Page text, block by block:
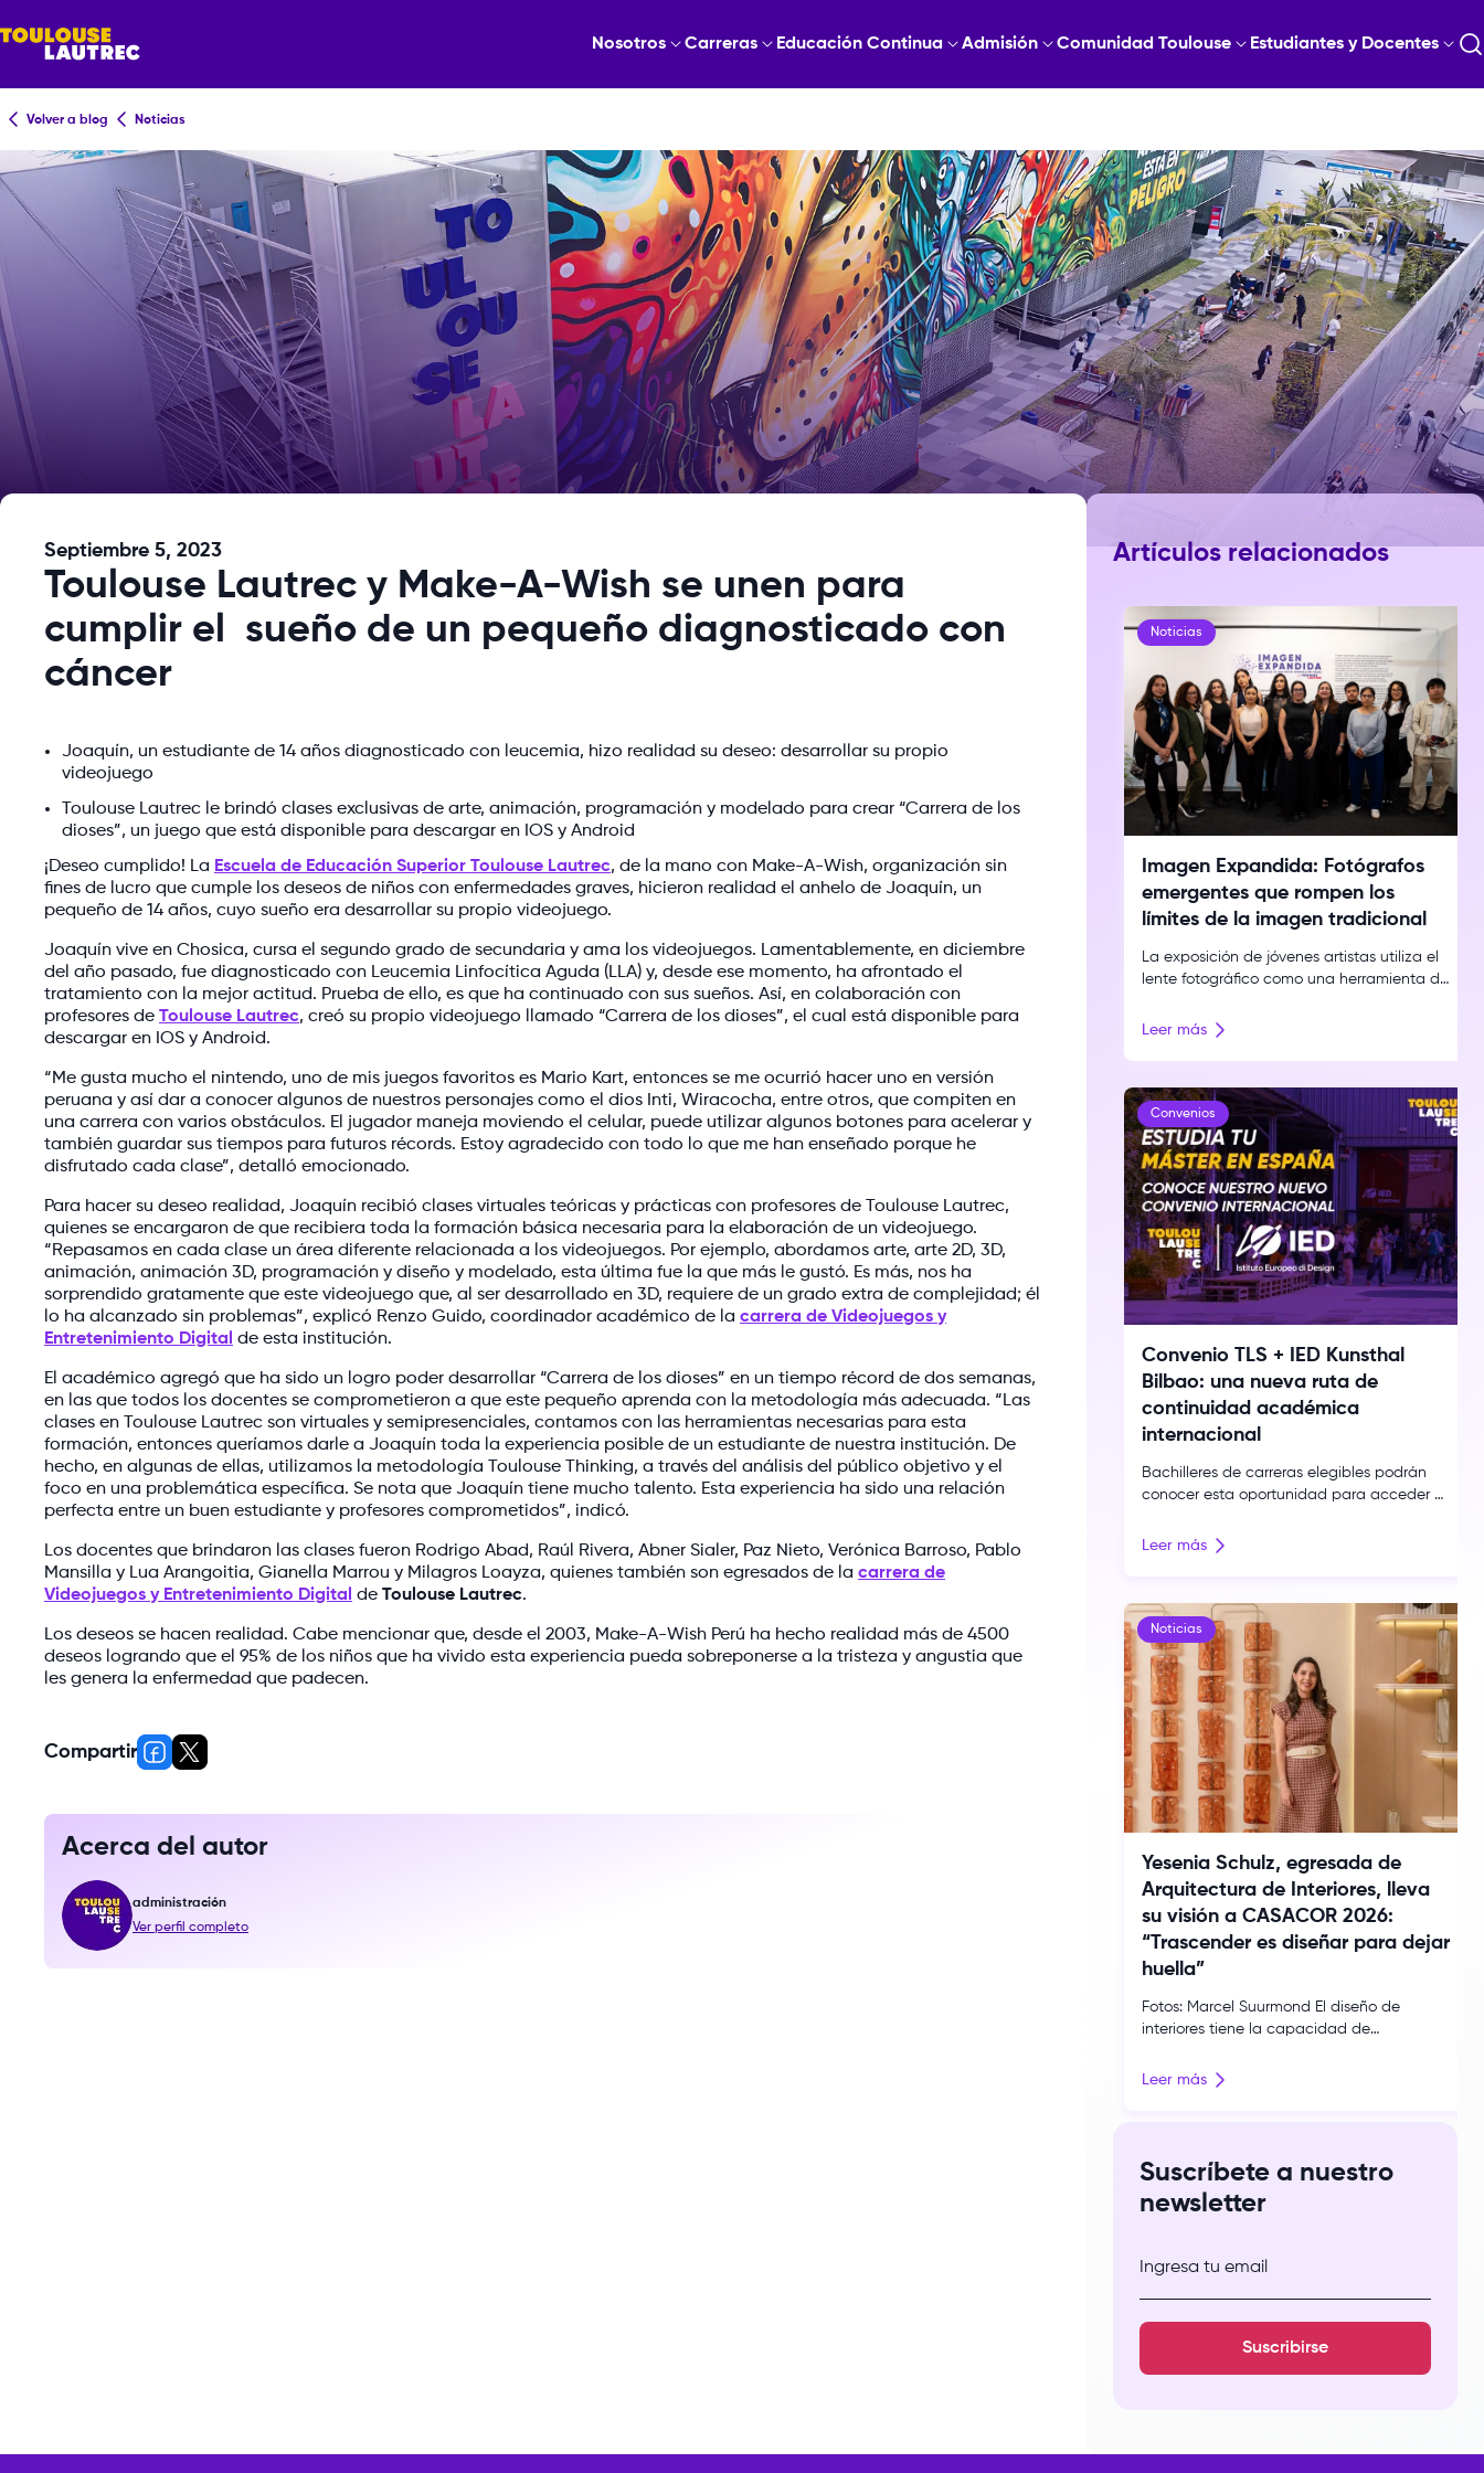
Nosotros Carreras Educación Continua Admisión Comunidad Toulouse Estudiantes y Docentes
Volver a blog Noticias
Septiembre 5, 2023
Toulouse Lautrec y Make-A-Wish se unen para
cumplir el sueño de un pequeño diagnosticado con
cáncer
Joaquín, un estudiante de 14 años diagnosticado con leucemia, hizo realidad su deseo: desarrollar su propio
videojuego
Toulouse Lautrec le brindó clases exclusivas de arte, animación, programación y modelado para crear “Carrera de los
dioses”, un juego que está disponible para descargar en IOS y Android
¡Deseo cumplido! La Escuela de Educación Superior Toulouse Lautrec, de la mano con Make-A-Wish, organización sin
fines de lucro que cumple los deseos de niños con enfermedades graves, hicieron realidad el anhelo de Joaquín, un
pequeño de 14 años, cuyo sueño era desarrollar su propio videojuego.
Joaquín vive en Chosica, cursa el segundo grado de secundaria y ama los videojuegos. Lamentablemente, en diciembre
del año pasado, fue diagnosticado con Leucemia Linfocítica Aguda (LLA) y, desde ese momento, ha afrontado el
tratamiento con la mejor actitud. Prueba de ello, es que ha continuado con sus sueños. Así, en colaboración con
profesores de Toulouse Lautrec, creó su propio videojuego llamado “Carrera de los dioses”, el cual está disponible para
descargar en IOS y Android.
“Me gusta mucho el nintendo, uno de mis juegos favoritos es Mario Kart, entonces se me ocurrió hacer uno en versión
peruana y así dar a conocer algunos de nuestros personajes como el dios Inti, Wiracocha, entre otros, que compiten en
una carrera con varios obstáculos. El jugador maneja moviendo el celular, puede utilizar algunos botones para acelerar y
también guardar sus tiempos para futuros récords. Estoy agradecido con todo lo que me han enseñado porque he
disfrutado cada clase”, detalló emocionado.
Para hacer su deseo realidad, Joaquín recibió clases virtuales teóricas y prácticas con profesores de Toulouse Lautrec,
quienes se encargaron de que recibiera toda la formación básica necesaria para la elaboración de un videojuego.
“Repasamos en cada clase un área diferente relacionada a los videojuegos. Por ejemplo, abordamos arte, arte 2D, 3D,
animación, animación 3D, programación y diseño y modelado, esta última fue la que más le gustó. Es más, nos ha
sorprendido gratamente que este videojuego que, al ser desarrollado en 3D, requiere de un grado extra de complejidad; él
lo ha alcanzado sin problemas”, explicó Renzo Guido, coordinador académico de la carrera de Videojuegos y
Entretenimiento Digital de esta institución.
El académico agregó que ha sido un logro poder desarrollar “Carrera de los dioses” en un tiempo récord de dos semanas,
en las que todos los docentes se comprometieron a que este pequeño aprenda con la metodología más adecuada. “Las
clases en Toulouse Lautrec son virtuales y semipresenciales, contamos con las herramientas necesarias para esta
formación, entonces queríamos darle a Joaquín toda la experiencia posible de un estudiante de nuestra institución. De
hecho, en algunas de ellas, utilizamos la metodología Toulouse Thinking, a través del análisis del público objetivo y el
foco en una problemática específica. Se nota que Joaquín tiene mucho talento. Esta experiencia ha sido una relación
perfecta entre un buen estudiante y profesores comprometidos”, indicó.
Los docentes que brindaron las clases fueron Rodrigo Abad, Raúl Rivera, Abner Sialer, Paz Nieto, Verónica Barroso, Pablo
Mansilla y Lua Arangoitia, Gianella Marrou y Milagros Loayza, quienes también son egresados de la carrera de
Videojuegos y Entretenimiento Digital de Toulouse Lautrec.
Los deseos se hacen realidad. Cabe mencionar que, desde el 2003, Make-A-Wish Perú ha hecho realidad más de 4500
deseos logrando que el 95% de los niños que ha vivido esta experiencia pueda sobreponerse a la tristeza y angustia que
les genera la enfermedad que padecen.
Compartir
Acerca del autor
administración
Ver perfil completo
Suscríbete a nuestro
newsletter
Ingresa tu email
Suscribirse
Artículos relacionados
Noticias
Imagen Expandida: Fotógrafos
emergentes que rompen los
límites de la imagen tradicional
La exposición de jóvenes artistas utiliza el
lente fotográfico como una herramienta de
cultural. La fotografía contemporánea
con el archivo, la instalación y otros
lenguajes para interrogar la memoria, la
identidad y el territorio. Esa búsqueda […]
Leer más
Convenios
Convenio TLS + IED Kunsthal
Bilbao: una nueva ruta de
continuidad académica
internacional
Bachilleres de carreras elegibles podrán
conocer esta oportunidad para acceder a
modalidad 4+1 con un descuento exclusivo.
para su comunidad gracias al convenio
firmado con IED Kunsthal Bilbao, institución
que forma parte del Istituto Europeo di
Design (IED), reconocido […]
Leer más
Noticias
Yesenia Schulz, egresada de
Arquitectura de Interiores, lleva
su visión a CASACOR 2026:
“Trascender es diseñar para dejar
huella”
Fotos: Marcel Suurmond El diseño de
interiores tiene la capacidad de
construir memorias y dejar una marca en
escuela, presentó Trascender en CASACOR
Perú 2026, una propuesta que invita a
experimentar el diseño […]
Leer más